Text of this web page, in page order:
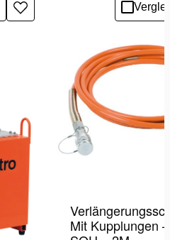
Zur
Wunschliste
Mit Kupplungen